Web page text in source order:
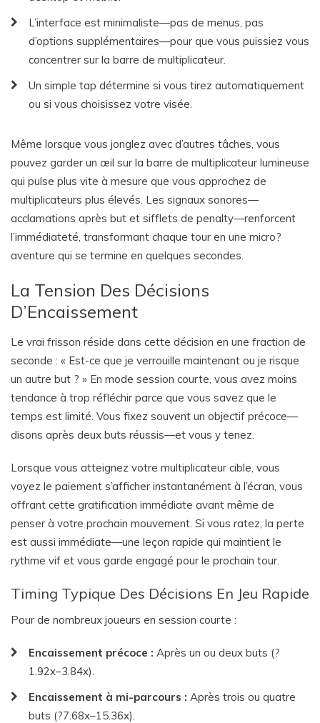
L’interface est minimaliste—pas de menus, pas
d’options supplémentaires—pour que vous puissiez vous
concentrer sur la barre de multiplicateur.
Un simple tap détermine si vous tirez automatiquement
ou si vous choisissez votre visée.
Même lorsque vous jonglez avec d’autres tâches, vous
pouvez garder un œil sur la barre de multiplicateur lumineuse
qui pulse plus vite à mesure que vous approchez de
multiplicateurs plus élevés. Les signaux sonores—
acclamations après but et sifflets de penalty—renforcent
l’immédiateté, transformant chaque tour en une micro?
aventure qui se termine en quelques secondes.
La Tension Des Décisions
D’Encaissement
Le vrai frisson réside dans cette décision en une fraction de
seconde : « Est-ce que je verrouille maintenant ou je risque
un autre but ? » En mode session courte, vous avez moins
tendance à trop réfléchir parce que vous savez que le
temps est limité. Vous fixez souvent un objectif précoce—
disons après deux buts réussis—et vous y tenez.
Lorsque vous atteignez votre multiplicateur cible, vous
voyez le paiement s’afficher instantanément à l’écran, vous
offrant cette gratification immédiate avant même de
penser à votre prochain mouvement. Si vous ratez, la perte
est aussi immédiate—une leçon rapide qui maintient le
rythme vif et vous garde engagé pour le prochain tour.
Timing Typique Des Décisions En Jeu Rapide
Pour de nombreux joueurs en session courte :
Encaissement précoce : Après un ou deux buts (?
1.92x–3.84x).
Encaissement à mi-parcours : Après trois ou quatre
buts (?7.68x–15.36x).